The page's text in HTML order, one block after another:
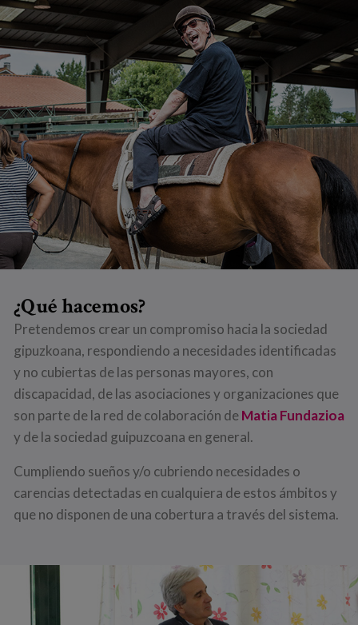
¿Qué hacemos?
Pretendemos crear un compromiso hacia la sociedad
gipuzkoana, respondiendo a necesidades identificadas
y no cubiertas de las personas mayores, con
discapacidad, de las asociaciones y organizaciones que
son parte de la red de colaboración deMatia Fundazioa
y de la sociedad guipuzcoana en general.
Cumpliendo sueños y/o cubriendo necesidades o
carencias detectadas en cualquiera de estos ámbitos y
que no disponen de una cobertura a través del sistema.